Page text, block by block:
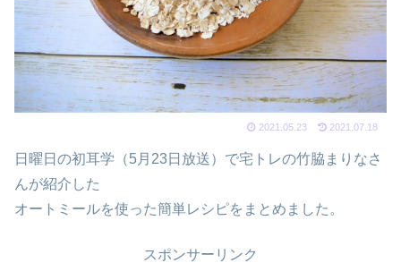
2021.05.23 2021.07.18
日曜日の初耳学（5月23日放送）で宅トレの竹脇まりなさ
んが紹介した
オートミールを使った簡単レシピをまとめました。
スポンサーリンク